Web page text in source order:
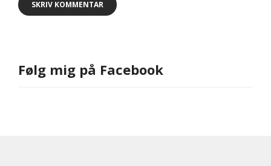
Følg mig på Facebook